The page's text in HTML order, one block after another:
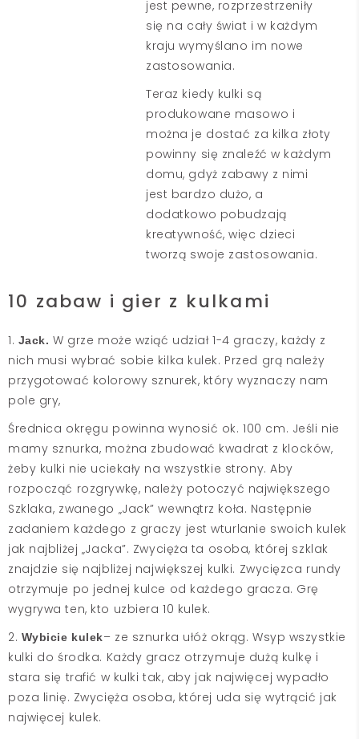
jest pewne, rozprzestrzeniły
się na cały świat i w każdym
kraju wymyślano im nowe
zastosowania.
Teraz kiedy kulki są
produkowane masowo i
można je dostać za kilka złoty
powinny się znaleźć w każdym
domu, gdyż zabawy z nimi
jest bardzo dużo, a
dodatkowo pobudzają
kreatywność, więc dzieci
tworzą swoje zastosowania.
10 zabaw i gier z kulkami
1. Jack. W grze może wziąć udział 1-4 graczy, każdy z
nich musi wybrać sobie kilka kulek. Przed grą należy
przygotować kolorowy sznurek, który wyznaczy nam
pole gry,
Średnica okręgu powinna wynosić ok. 100 cm. Jeśli nie
mamy sznurka, można zbudować kwadrat z klocków,
żeby kulki nie uciekały na wszystkie strony. Aby
rozpocząć rozgrywkę, należy potoczyć największego
Szklaka, zwanego „Jack” wewnątrz koła. Następnie
zadaniem każdego z graczy jest wturlanie swoich kulek
jak najbliżej „Jacka”. Zwycięża ta osoba, której szklak
znajdzie się najbliżej największej kulki. Zwycięzca rundy
otrzymuje po jednej kulce od każdego gracza. Grę
wygrywa ten, kto uzbiera 10 kulek.
2. Wybicie kulek– ze sznurka ułóż okrąg. Wsyp wszystkie
kulki do środka. Każdy gracz otrzymuje dużą kulkę i
stara się trafić w kulki tak, aby jak najwięcej wypadło
poza linię. Zwycięża osoba, której uda się wytrącić jak
najwięcej kulek.